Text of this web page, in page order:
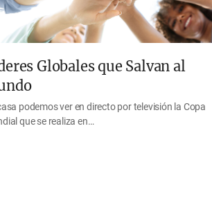
Globales que Salvan al
podemos ver en directo por televisión la Copa
que se realiza en…